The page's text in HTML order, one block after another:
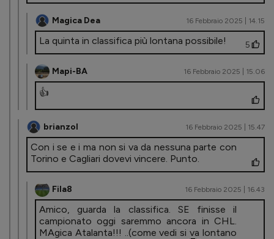
Magica Dea 16 Febbraio 2025 | 14.15
La quinta in classifica più lontana possibile! 5
Mapi-BA 16 Febbraio 2025 | 15.06
👍
brianzol 16 Febbraio 2025 | 15.47
Con i se e i ma non si va da nessuna parte con
Torino e Cagliari dovevi vincere. Punto.
Fila8 16 Febbraio 2025 | 16.43
Amico, guarda la classifica. SE finisse il
campionato oggi saremmo ancora in CHL.
MAgica Atalanta!!! ..(come vedi si va lontano